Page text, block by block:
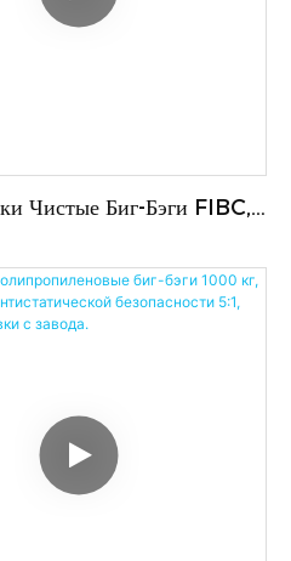
Чистые Биг-Бэги FIBC,
Тканого
Для Вторичной
Обладают